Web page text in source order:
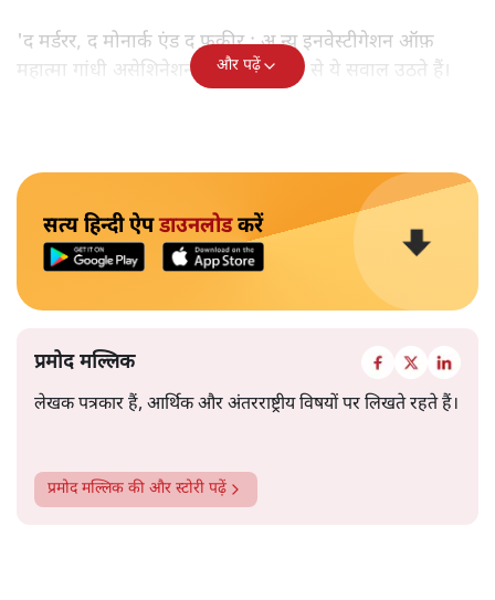
'द मर्डरर, द मोनार्क एंड द फ़कीर : अ न्यू इनवेस्टीगेशन ऑफ़
महात्मा गांधी असेशिनेशन' नामक किताब से ये सवाल उठते हैं।
और पढ़ें
सत्य हिन्दी ऐपडाउनलोडकरें
प्रमोद मल्लिक
लेखक पत्रकार हैं, आर्थिक और अंतरराष्ट्रीय विषयों पर लिखते रहते हैं।
प्रमोद मल्लिक की और स्टोरी पढ़ें